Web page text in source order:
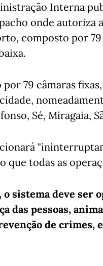
Interna
onde autoriza
composto por
79 câmaras
Sé, Miragaia,
que todas as
o sistema deve ser
das pessoas,
de crimes,